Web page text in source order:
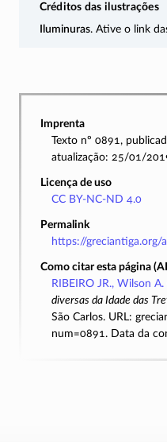
Créditos das ilustrações
Iluminuras. Ative o link
Imprenta
Texto nº 0891,
atualização: 25/01/
Licença de uso
CC BY-NC-ND 4.0
Permalink
https://greciantiga.org/
Como citar esta página
RIBEIRO JR., Wilson A.
diversas da Idade das
São Carlos. URL:
num=0891. Data da